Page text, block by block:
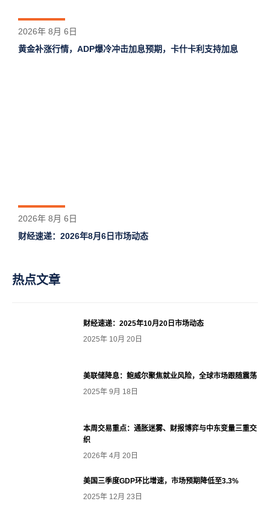
2026年 8月 6日
黄金补涨行情，ADP爆冷冲击加息预期，卡什卡利支持加息
2026年 8月 6日
财经速递：2026年8月6日市场动态
热点文章
财经速递：2025年10月20日市场动态
2025年 10月 20日
美联储降息：鲍威尔聚焦就业风险，全球市场跟随震荡
2025年 9月 18日
本周交易重点：通胀迷雾、财报博弈与中东变量三重交
织
2026年 4月 20日
美国三季度GDP环比增速，市场预期降低至3.3%
2025年 12月 23日